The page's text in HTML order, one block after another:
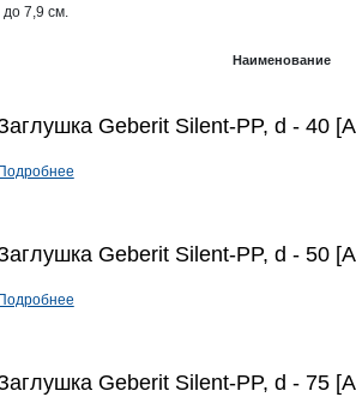
7,9 см.
Наименование
Geberit Silent-PP, d - 40
Подробнее
Geberit Silent-PP, d - 50
Подробнее
Geberit Silent-PP, d - 75